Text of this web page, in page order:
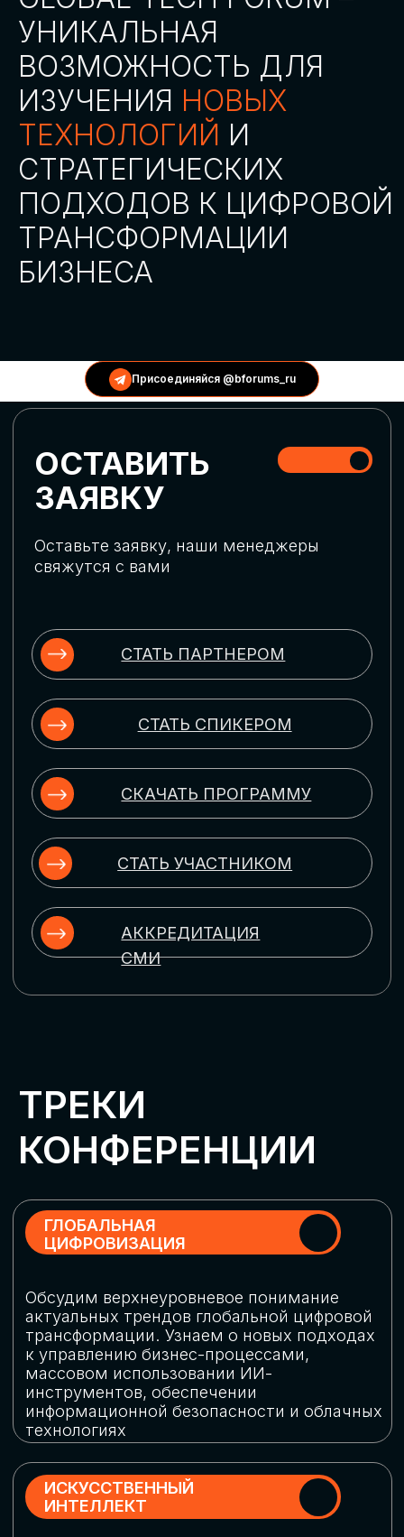
Присоединяйся @bforums_ru
АККРЕДИТАЦИЯ
СМИ
СКАЧАТЬ ПРОГРАММУ
СТАТЬ СПИКЕРОМ
СТАТЬ УЧАСТНИКОМ
Выясним, как в наши дни уверенно
защищать свой бизнес от киберугроз
ГЛОБАЛЬНАЯ
ЦИФРОВИЗАЦИЯ
актуальных трендов глобальной цифровой
трансформации. Узнаем о новых подходах
массовом использовании ИИ-
инструментов, обеспечении
ИСКУССТВЕННЫЙ
Узнаем как компании адаптируются к
новой ИИ-реальности. Как ИИ-
сотрудники становятся
«полноправными» членами команды, как
ИИ-помощники забирают на себя рутину
и как можно значительно увеличить
производительность без огромных
затрат на нейросети
ЦИФРОВИЗАЦИЯ
МАРКЕТИНГА И ПРОДАЖ
Обменяемся опытом, какие ИИ-решения
в маркетинге и продажах наиболее
рекламными кампаниями показывают
наибольшую эффективность
ЦИФРОВИЗАЦИЯ
УПРАВЛЕНИЯ ПЕРСОНАЛОМ
Рассмотрим управление человеческим
комплексные решения для роста
производительности и кейсы
оптимизации процессов найма,
развития, оценки и удержания
РОБОТИЗАЦИЯ
Узнаем, в каких отраслях ИИ
«материализуется», какие роботы
решают сложные бизнес-задачи, а где
только обсуждают концепции
роботизации и потенциальные бюджеты
на тестирование образцов
ЦИФРОВИЗАЦИЯ
КЛИЕНТСКОГО СЕРВИСА
Разберем кейсы в сфере цифровизации